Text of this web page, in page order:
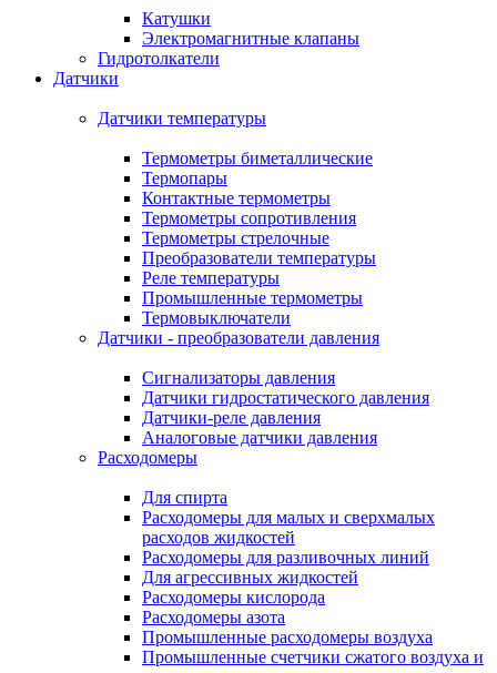
Катушки
Электромагнитные клапаны
Гидротолкатели
Датчики
Датчики температуры
Термометры биметаллические
Термопары
Контактные термометры
Термометры сопротивления
Термометры стрелочные
Преобразователи температуры
Реле температуры
Промышленные термометры
Термовыключатели
Датчики - преобразователи давления
Сигнализаторы давления
Датчики гидростатического давления
Датчики-реле давления
Аналоговые датчики давления
Расходомеры
Для спирта
Расходомеры для малых и сверхмалых
расходов жидкостей
Расходомеры для разливочных линий
Для агрессивных жидкостей
Расходомеры кислорода
Расходомеры азота
Промышленные расходомеры воздуха
Промышленные счетчики сжатого воздуха и